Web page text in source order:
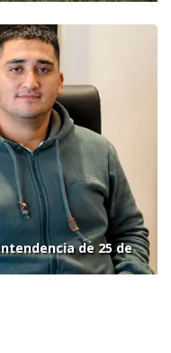
de 25 de